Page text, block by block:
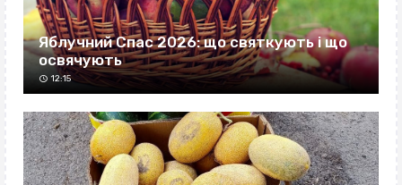
Яблучний Спас 2026: що святкують і що
освячують
12:15